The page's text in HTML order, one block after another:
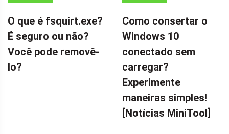
O que é fsquirt.exe?
É seguro ou não?
Você pode removê-
lo?
Como consertar o
Windows 10
conectado sem
carregar?
Experimente
maneiras simples!
[Notícias MiniTool]